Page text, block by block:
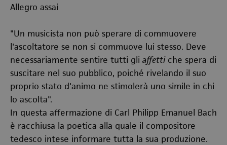
Allegro assai
"Un musicista non può sperare di commuovere
l'ascoltatore se non si commuove lui stesso. Deve
necessariamente sentire tutti gli affettiche spera di
suscitare nel suo pubblico, poiché rivelando il suo
proprio stato d'animo ne stimolerà uno simile in chi
lo ascolta".
In questa affermazione di Carl Philipp Emanuel Bach
è racchiusa la poetica alla quale il compositore
tedesco intese informare tutta la sua produzione.